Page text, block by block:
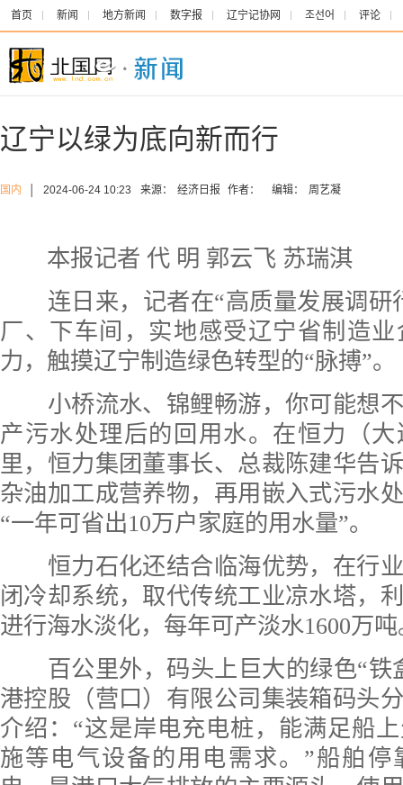
首页 新闻 地方新闻 数字报 辽宁记协网 조선어 评论
辽宁以绿为底向新而行
国内 2024-06-24 10:23 来源： 经济日报 作者： 编辑： 周艺凝
本报记者 代 明 郭云飞 苏瑞淇
连日来，记者在“高质量发展调研
厂、下车间，实地感受辽宁省制造
力，触摸辽宁制造绿色转型的“脉搏”。
小桥流水、锦鲤畅游，你可能想不
产污水处理后的回用水。在恒力（
里，恒力集团董事长、总裁陈建华告
杂油加工成营养物，再用嵌入式污水
“一年可省出10万户家庭的用水量”。
恒力石化还结合临海优势，在行业
闭冷却系统，取代传统工业凉水塔，
进行海水淡化，每年可产淡水1600万吨
百公里外，码头上巨大的绿色“铁
港控股（营口）有限公司集装箱码头
介绍：“这是岸电充电桩，能满足船
施等电气设备的用电需求。”船舶停